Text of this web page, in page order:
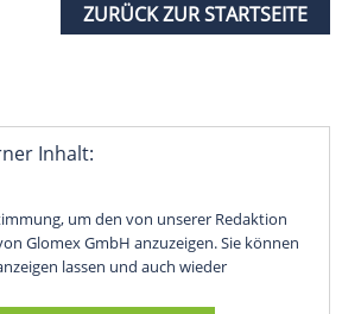
ZURÜCK ZUR STARTSEITE
Inhalt:
um den von unserer Redaktion
Glomex GmbH anzuzeigen. Sie können
lassen und auch wieder